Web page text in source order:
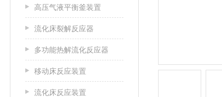
高压气液平衡釜装置
流化床裂解反应器
多功能热解流化反应器
移动床反应装置
流化床反应装置